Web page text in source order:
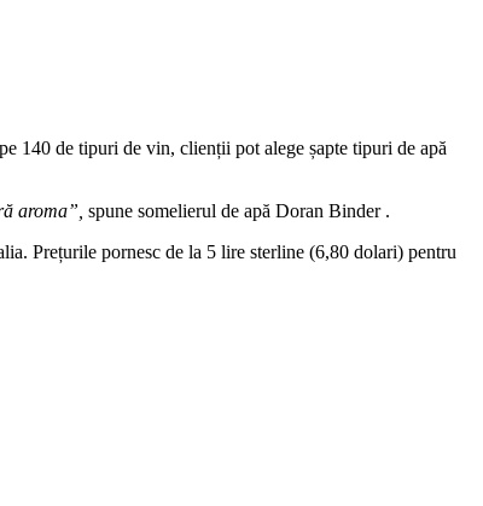
140 de tipuri de vin, clienții pot alege șapte tipuri de apă
aroma”, spune somelierul de apă Doran Binder .
Prețurile pornesc de la 5 lire sterline (6,80 dolari) pentru